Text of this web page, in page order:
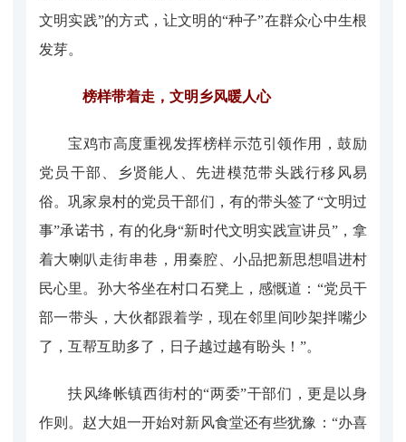
文明实践”的方式，让文明的“种子”在群众心中生根
发芽。
榜样带着走，文明乡风暖人心
宝鸡市高度重视发挥榜样示范引领作用，鼓励
党员干部、乡贤能人、先进模范带头践行移风易
俗。巩家泉村的党员干部们，有的带头签了“文明过
事”承诺书，有的化身“新时代文明实践宣讲员”，拿
着大喇叭走街串巷，用秦腔、小品把新思想唱进村
民心里。孙大爷坐在村口石凳上，感慨道：“党员干
部一带头，大伙都跟着学，现在邻里间吵架拌嘴少
了，互帮互助多了，日子越过越有盼头！”。
扶风绛帐镇西街村的“两委”干部们，更是以身
作则。赵大姐一开始对新风食堂还有些犹豫：“办喜